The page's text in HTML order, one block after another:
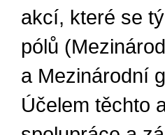
akcí, které se
pólů
a Mezinárodní
Účelem těchto